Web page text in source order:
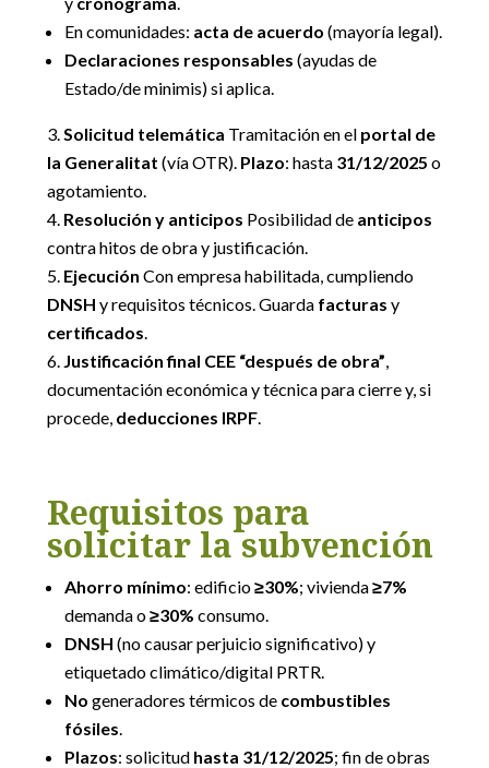
En comunidades: acta de acuerdo (mayoría legal).
Declaraciones responsables (ayudas de
Estado/de minimis) si aplica.
Solicitud telemática Tramitación en el portal de
la Generalitat (vía OTR). Plazo: hasta 31/12/2025 o
agotamiento.
Resolución y anticipos Posibilidad de anticipos
contra hitos de obra y justificación.
Ejecución Con empresa habilitada, cumpliendo
DNSH y requisitos técnicos. Guarda facturas y
certificados
Justificación final CEE “después de obra”
documentación económica y técnica para cierre y, si
procede, deducciones IRPF.
Requisitos para
solicitar la subvención
Ahorro mínimo: edificio≥30%; vivienda≥7%
demanda o≥30% consumo.
DNSH (no causar perjuicio significativo) y
etiquetado climático/digital PRTR.
No generadores térmicos de combustibles
fósiles
Plazos: solicitud hasta 31/12/2025; fin de obras